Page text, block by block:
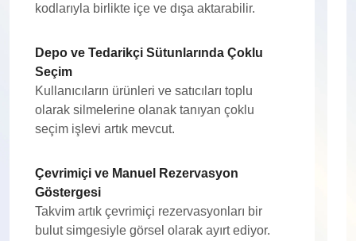
kodlarıyla birlikte içe ve dışa aktarabilir.
Depo ve Tedarikçi Sütunlarında Çoklu
Seçim
Kullanıcıların ürünleri ve satıcıları toplu
olarak silmelerine olanak tanıyan çoklu
seçim işlevi artık mevcut.
Çevrimiçi ve Manuel Rezervasyon
Göstergesi
Takvim artık çevrimiçi rezervasyonları bir
bulut simgesiyle görsel olarak ayırt ediyor.